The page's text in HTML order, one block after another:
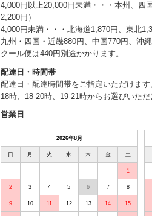
4,000円以上20,000円未満・・・本州、四
2,200円）
4,000円未満・・・北海道1,870円、東北
九州・四国・近畿880円、中国770円、沖
クール便は440円別途かかります。
配達日・時間帯
配達日・配達時間帯をご指定いただけま
18時、18-20時、19-21時からお選びいただ
営業日
2026年8月
日 月 火 水 木 金 土
1
2 3 4 5 6 7 8
9 10 11 12 13 14 15